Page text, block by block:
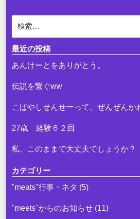
b
o
o
k
検
最近の投稿
あんけーとをありがとう。
伝説を繋ぐww
こばやしせんせーって、ぜんぜんか
27歳 経験６２回
私、このままで大丈夫でしょうか？
カテゴリー
"meats"行事・ネタ (5)
"meets"からのお知らせ (11)